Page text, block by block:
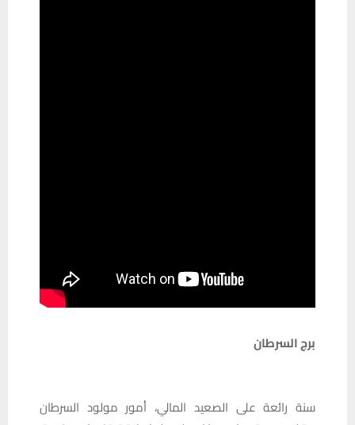
برج السرطان
سنة رائعة على الصعيد المالي، أمور مولود السرطان